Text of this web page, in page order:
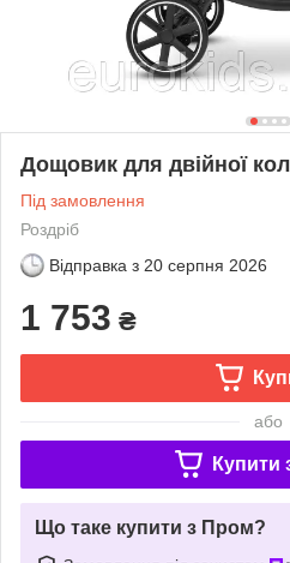
Дощовик для двійної
Під замовлення
Роздріб
Відправка з 20 серпня 2026
1 753 ₴
або
Купити
Що таке купити з Пром?